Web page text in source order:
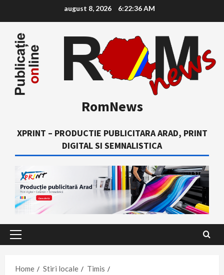
content
august 8, 2026 6:22:37 AM
RomNews
XPRINT – PRODUCTIE PUBLICITARA ARAD, PRINT
DIGITAL SI SEMNALISTICA
Primary
Home
Stiri locale
Timis